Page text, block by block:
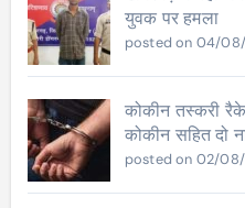
युवक पर हमला
posted on 04/
कोकीन तस्करी
कोकीन सहित दो
posted on 02/